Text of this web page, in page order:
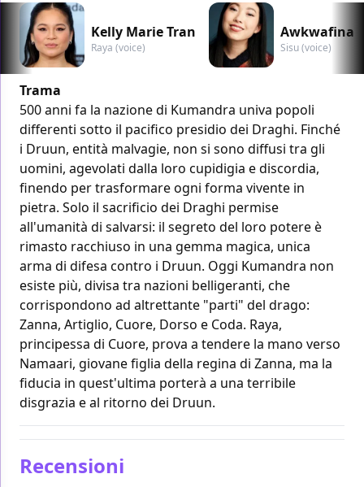
Kelly Marie Tran
Raya (voice)
Awkwafina
Sisu (voice)
Trama
500 anni fa la nazione di Kumandra univa popoli
differenti sotto il pacifico presidio dei Draghi. Finché
i Druun, entità malvagie, non si sono diffusi tra gli
uomini, agevolati dalla loro cupidigia e discordia,
finendo per trasformare ogni forma vivente in
pietra. Solo il sacrificio dei Draghi permise
all'umanità di salvarsi: il segreto del loro potere è
rimasto racchiuso in una gemma magica, unica
arma di difesa contro i Druun. Oggi Kumandra non
esiste più, divisa tra nazioni belligeranti, che
corrispondono ad altrettante "parti" del drago:
Zanna, Artiglio, Cuore, Dorso e Coda. Raya,
principessa di Cuore, prova a tendere la mano verso
Namaari, giovane figlia della regina di Zanna, ma la
fiducia in quest'ultima porterà a una terribile
disgrazia e al ritorno dei Druun.
Recensioni